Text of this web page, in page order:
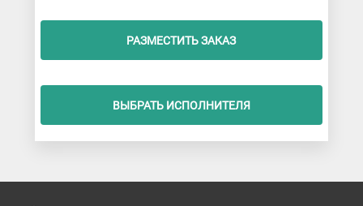
РАЗМЕСТИТЬ ЗАКАЗ
ВЫБРАТЬ ИСПОЛНИТЕЛЯ